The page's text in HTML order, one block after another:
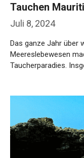
Juli 8, 2024
Tauchen
Das ganze Jahr über
Meereslebewesen
Taucherparadies.